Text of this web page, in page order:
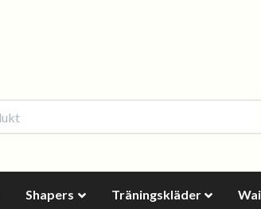
Shapers Träningskläder